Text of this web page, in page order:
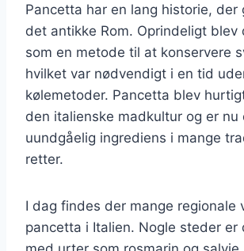
Pancetta har en lang historie, der
det antikke Rom. Oprindeligt blev
som en metode til at konservere
hvilket var nødvendigt i en tid
kølemetoder. Pancetta blev
den italienske madkultur og er nu
uundgåelig ingrediens i mange
retter.
I dag findes der mange regionale
pancetta i Italien. Nogle steder er